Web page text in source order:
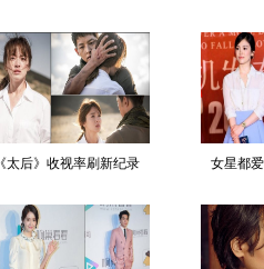
《太后》收视率刷新纪录 女星都